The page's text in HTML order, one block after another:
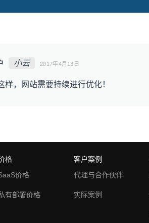
小云 2017年4月13日
样，网站需要持续进行优化！
格
价格
有部署价格
客户案例
代理与合作伙伴
实际案例